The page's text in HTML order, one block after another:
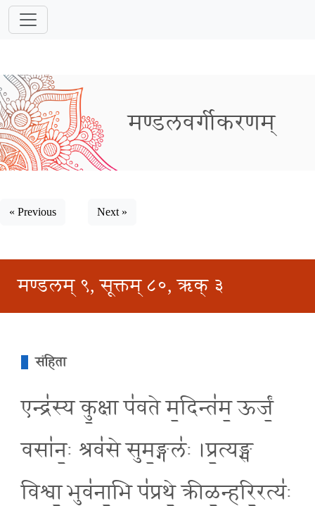
मण्डलवर्गीकरणम्
« Previous Next »
मण्डलम् ९, सूक्तम् ८०, ऋक् ३
संहिता
एन्द्र॑स्य कु॒क्षा प॑वते म॒दिन्त॑म॒ ऊर्जं॒
वसा॑न॒ः श्रव॑से सुम॒ङ्गलः॑ ।प्र॒त्यङ्स
विश्वा॒ भुव॑ना॒भि प॑प्रथे॒ क्रीळ॒न्हरि॒रत्य॑ः